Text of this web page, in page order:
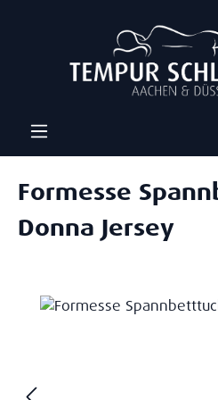
Formesse
Donna Jersey
Bildergalerie überspringen